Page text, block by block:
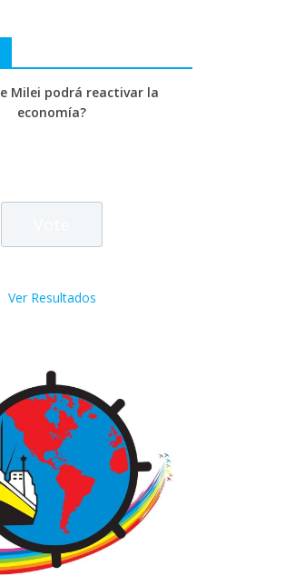
Milei podrá reactivar la
economía?
Ver Resultados